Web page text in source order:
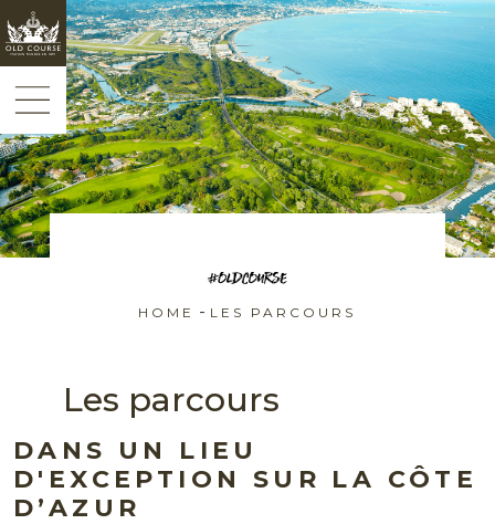
HOME - LES PARCOURS
Les parcours
DANS UN LIEU
D'EXCEPTION SUR LA CÔTE
D’AZUR
Panneau de gestion des cookies